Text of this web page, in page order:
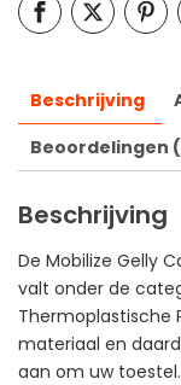
Beschrijving
Beoordelingen
Beschrijving
De Mobilize Gelly
valt onder de
Thermoplastische
materiaal en
aan om uw